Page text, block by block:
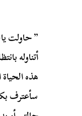
” حاولت
أتناوله
هذه
سأعترف